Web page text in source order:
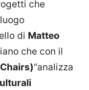
che
di Matteo
che con il
“analizza